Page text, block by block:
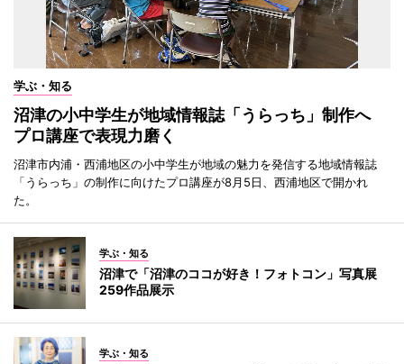
学ぶ・知る
沼津の小中学生が地域情報誌「うらっち」制作へ
プロ講座で表現力磨く
沼津市内浦・西浦地区の小中学生が地域の魅力を発信する地域情報誌
「うらっち」の制作に向けたプロ講座が8月5日、西浦地区で開かれ
た。
学ぶ・知る
沼津で「沼津のココが好き！フォトコン」写真展
259作品展示
学ぶ・知る